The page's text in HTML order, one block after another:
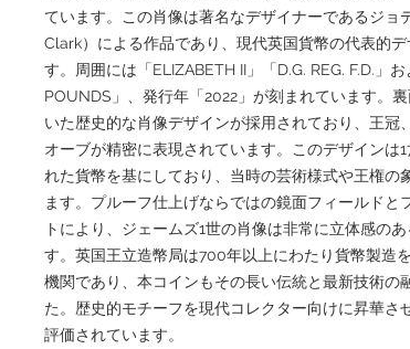
ています。この肖像は著名なデザイナーであるジョ
Clark）による作品であり、現代英国貨幣の代表的
す。周囲には「ELIZABETH II」「D.G. REG. F.D.」
POUNDS」、発行年「2022」が刻まれています。
いた歴史的な肖像デザインが採用されており、王冠
オーブが精密に表現されています。このデザインは
れた貨幣を基にしており、当時の芸術様式や王権の
ます。プルーフ仕上げならではの鏡面フィールドと
トにより、ジェームズ1世の肖像は非常に立体感の
す。英国王立造幣局は700年以上にわたり貨幣製造
機関であり、本コインもその長い伝統と最新技術の
た。歴史的モチーフを現代コレクター向けに昇華さ
評価されています。